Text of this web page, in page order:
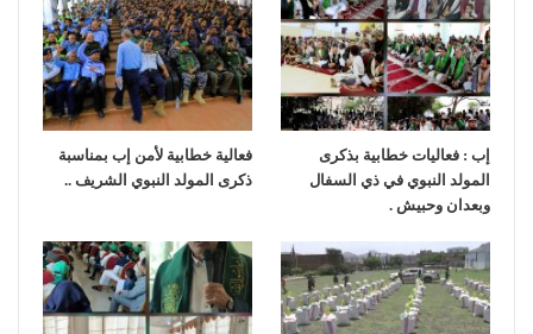
إب : فعاليات خطابية بذكرى
المولد النبوي في ذي السفال
وبعدان وحبيش .
فعالية خطابية لأمن إب بمناسبة
ذكرى المولد النبوي الشريف ..